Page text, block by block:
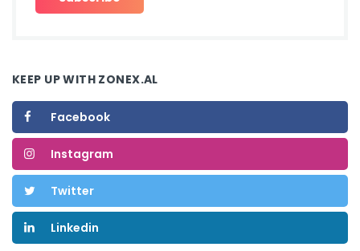
KEEP UP WITH ZONEX.AL
Facebook
Instagram
Twitter
Linkedin